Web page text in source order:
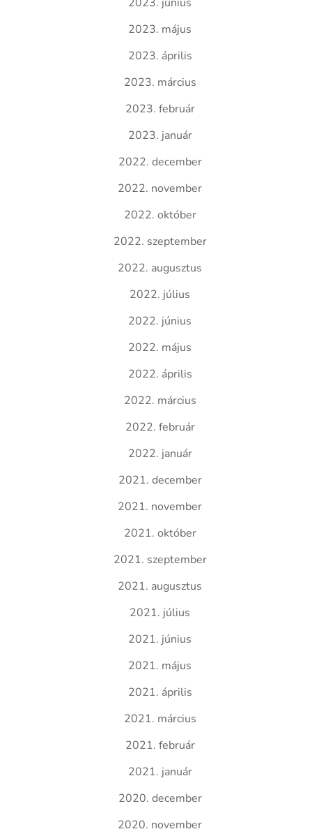
2023. május
2023. április
2023. március
2023. február
2023. január
2022. december
2022. november
2022. október
2022. szeptember
2022. augusztus
2022. július
2022. június
2022. május
2022. április
2022. március
2022. február
2022. január
2021. december
2021. november
2021. október
2021. szeptember
2021. augusztus
2021. július
2021. június
2021. május
2021. április
2021. március
2021. február
2021. január
2020. december
2020. november